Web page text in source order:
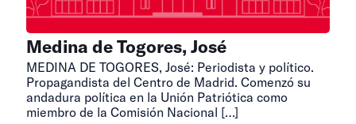
Medina de Togores, José
MEDINA DE TOGORES, José: Periodista y político.
Propagandista del Centro de Madrid. Comenzó su
andadura política en la Unión Patriótica como
miembro de la Comisión Nacional […]